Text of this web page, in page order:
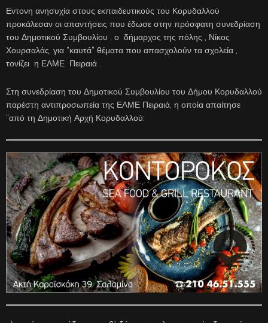
Εντονη ανησυχία στους εκπαιδευτικούς του Κορυδαλλού
προκάλεσαν οι απαντήσεις που έδωσε στην πρόσφατη συνεδρίαση
του Δημοτικού Συμβουλίου , ο δήμαρχος της πόλης , Νίκος
Χουρσαλάς, για “καυτά” θέματα που απασχολούν τα σχολεία ,
τονίζει η ΕΛΜΕ Πειραιά .
Στη συνεδρίαση του Δημοτικού Συμβουλίου του Δήμου Κορυδαλλού
παρέστη αντιπροσωπεία της ΕΛΜΕ Πειραιά, η οποία απαίτησε
“από τη Δημοτική Αρχή Κορυδαλλού: